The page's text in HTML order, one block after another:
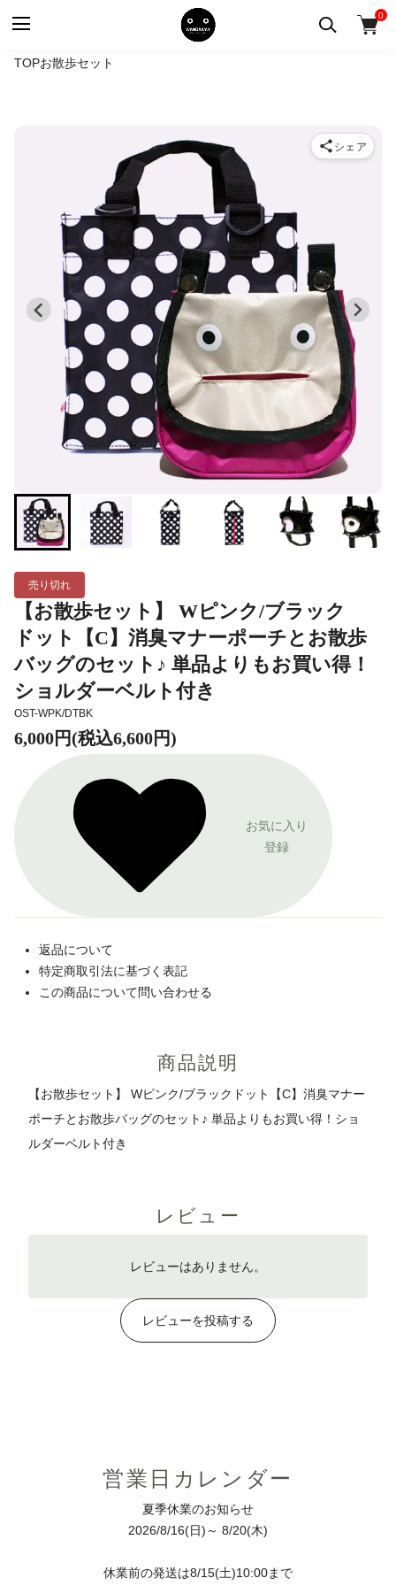
0
TOPお散歩セット
売り切れ
【お散歩セット】 Wピンク/ブラック
ドット【C】消臭マナーポーチとお散歩
バッグのセット♪ 単品よりもお買い得！
ショルダーベルト付き
OST-WPK/DTBK
6,000円(税込6,600円)
お気に入り
登録
返品について
特定商取引法に基づく表記
この商品について問い合わせる
シェア
商品説明
【お散歩セット】 Wピンク/ブラックドット【C】消臭マナー
ポーチとお散歩バッグのセット♪ 単品よりもお買い得！ショ
ルダーベルト付き
レビュー
レビューはありません。
レビューを投稿する
営業日カレンダー
夏季休業のお知らせ
2026/8/16(日)～ 8/20(木)
休業前の発送は8/15(土)10:00まで